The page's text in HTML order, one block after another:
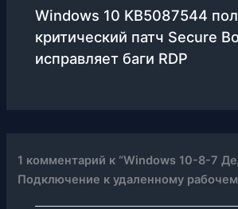
Windows 10 KB5087544
критический патч Secure
исправляет баги RDP
1 комментарий к “Windows 10-8-7
Подключение к удаленному